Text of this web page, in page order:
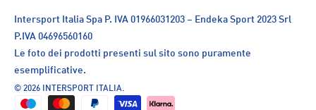
Intersport Italia Spa P. IVA 01966031203 – Endeka Sport 2023 Srl
P.IVA 04696560160
Le foto dei prodotti presenti sul sito sono puramente
esemplificative.
© 2026 INTERSPORT ITALIA.
Metodi di pagamento accettati